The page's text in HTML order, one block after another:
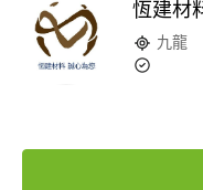
恆建材
九龍